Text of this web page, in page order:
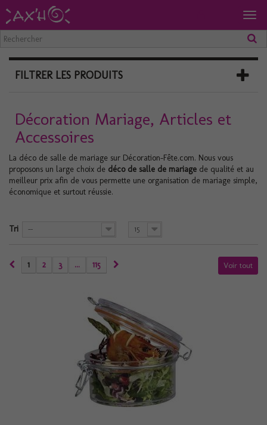
FILTRER LES PRODUITS
Décoration Mariage, Articles et
Accessoires
La déco de salle de mariage sur Décoration-Fête.com. Nous vous
proposons un large choix de déco de salle de mariage de qualité et au
meilleur prix afin de vous permette une organisation de mariage simple,
économique et surtout réussie.
Tri -- 15
Voir tout
1 2 3 ... 115